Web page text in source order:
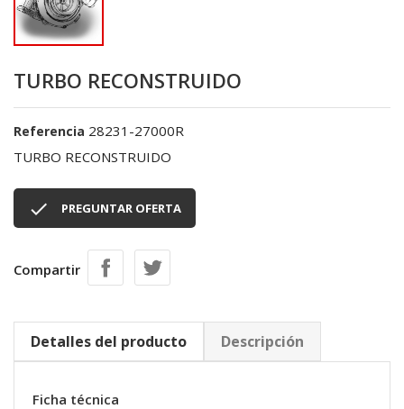
TURBO RECONSTRUIDO
Referencia 28231-27000R
TURBO RECONSTRUIDO
 PREGUNTAR OFERTA
Compartir
Detalles del producto Descripción
Ficha técnica